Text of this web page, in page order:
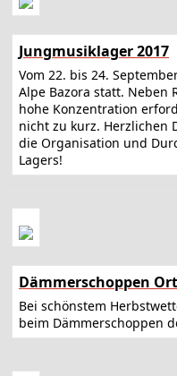
Jungmusiklager 2017
Vom 22. bis 24.
Alpe Bazora statt. Neben
hohe Konzentration
nicht zu kurz. Herzlichen
die Organisation und
Lagers!
Dämmerschoppen
Bei schönstem
beim Dämmerschoppen